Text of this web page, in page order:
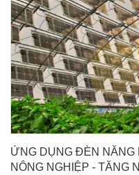
ỨNG DỤNG ĐÈN NĂNG
NÔNG NGHIỆP - TĂNG